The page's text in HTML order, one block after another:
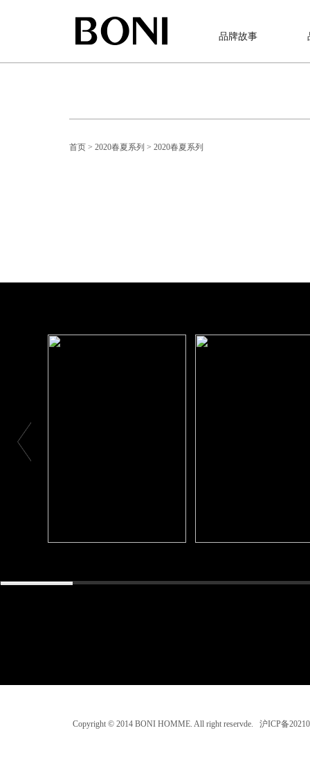
品牌故事
首页 > 2020春夏系列 > 2020春夏系列
Copyright © 2014 BONI HOMME. All right reservde. 沪ICP备